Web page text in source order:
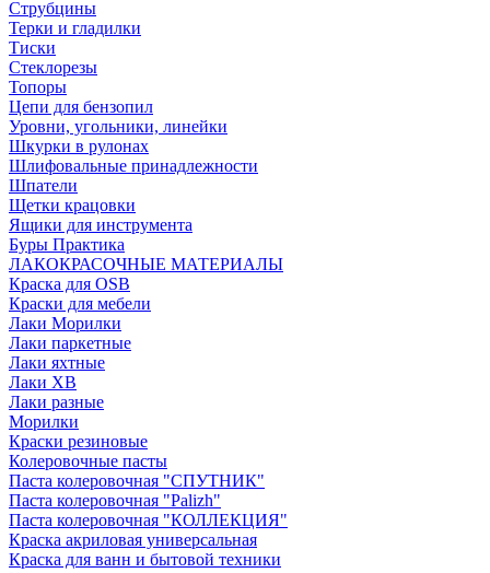
Струбцины
Терки и гладилки
Тиски
Стеклорезы
Топоры
Цепи для бензопил
Уровни, угольники, линейки
Шкурки в рулонах
Шлифовальные принадлежности
Шпатели
Щетки крацовки
Ящики для инструмента
Буры Практика
ЛАКОКРАСОЧНЫЕ МАТЕРИАЛЫ
Краска для OSB
Краски для мебели
Лаки Морилки
Лаки паркетные
Лаки яхтные
Лаки ХВ
Лаки разные
Морилки
Краски резиновые
Колеровочные пасты
Паста колеровочная "СПУТНИК"
Паста колеровочная "Palizh"
Паста колеровочная "КОЛЛЕКЦИЯ"
Краска акриловая универсальная
Краска для ванн и бытовой техники